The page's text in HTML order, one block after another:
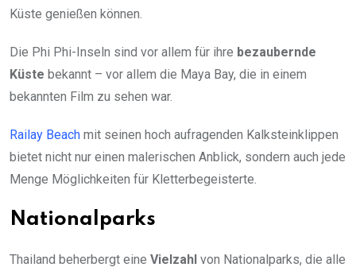
Küste genießen können.
Die Phi Phi-Inseln sind vor allem für ihre bezaubernde
Küste bekannt – vor allem die Maya Bay, die in einem
bekannten Film zu sehen war.
Railay Beach mit seinen hoch aufragenden Kalksteinklippen
bietet nicht nur einen malerischen Anblick, sondern auch jede
Menge Möglichkeiten für Kletterbegeisterte.
Nationalparks
Thailand beherbergt eine Vielzahl von Nationalparks, die alle